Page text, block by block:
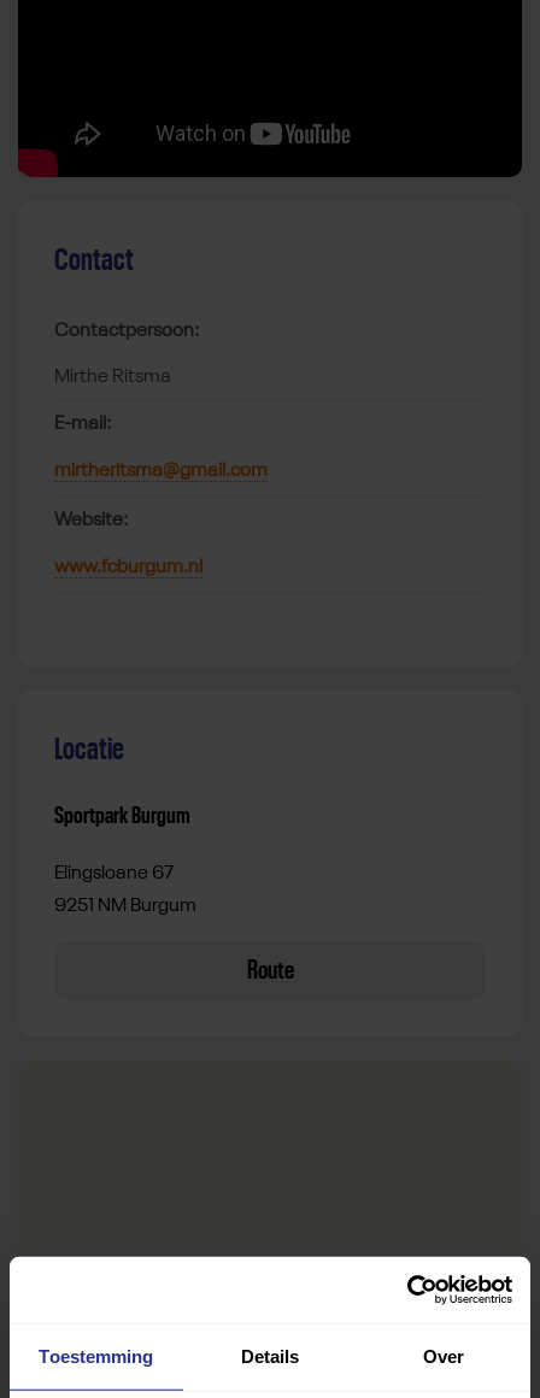
Toestemming Details Over
Contact
Contactpersoon:
Mirthe Ritsma
E-mail:
mirtheritsma@gmail.com
Website:
www.fcburgum.nl
Locatie
Sportpark Burgum
Elingsloane 67
9251 NM Burgum
Route